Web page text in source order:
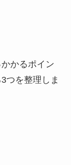
かるポイン
つを整理しま